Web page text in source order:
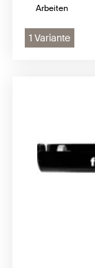
Arbeiten
1 Variante